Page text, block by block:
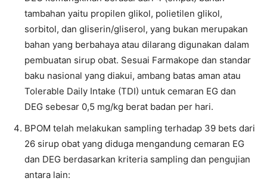
tambahan yaitu propilen glikol, polietilen glikol,
sorbitol, dan gliserin/gliserol, yang bukan merupakan
bahan yang berbahaya atau dilarang digunakan dalam
pembuatan sirup obat. Sesuai Farmakope dan standar
baku nasional yang diakui, ambang batas aman atau
Tolerable Daily Intake (TDI) untuk cemaran EG dan
DEG sebesar 0,5 mg/kg berat badan per hari.
BPOM telah melakukan sampling terhadap 39 bets dari
26 sirup obat yang diduga mengandung cemaran EG
dan DEG berdasarkan kriteria sampling dan pengujian
antara lain: